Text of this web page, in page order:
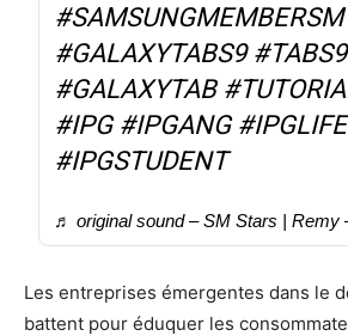
#GALAXYTABS9
#GALAXYTAB
#IPG #IPGANG #IPGLIFE
#IPGSTUDENT
♬ original sound – SM Stars | Remy
Les entreprises émergentes dans le
battent pour éduquer les